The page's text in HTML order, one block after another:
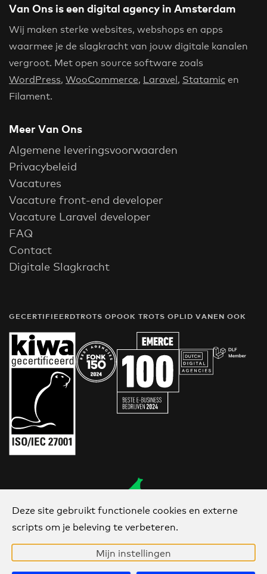
Deze site gebruikt functionele cookies en externe
scripts om je beleving te verbeteren.
Mijn instellingen
Van Ons is een digital agency in Amsterdam
Wij maken sterke websites, webshops en apps
waarmee je de slagkracht van jouw digitale kanalen
vergroot. Met open source software zoals
WordPress, WooCommerce, Laravel, Statamic en
Filament.
Meer Van Ons
Algemene leveringsvoorwaarden
Privacybeleid
Vacatures
Vacature front-end developer
Vacature Laravel developer
FAQ
Contact
Digitale Slagkracht
GECERTIFIEERDTROTS OPOOK TROTS OPLID VANEN OOK
Van Ons
sinds 2006
Call us